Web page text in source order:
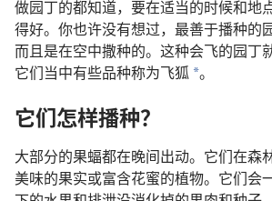
做园丁的都知道， 要在适当的时候和地
得好。 你也许没有想过， 最善于播种的
而且是在空中撒种的。 这种会飞的园丁
它们当中有些品种称为飞狐 *。
它们怎样播种？
大部分的果蝠都在晚间出动。 它们在森
美味的果实或富含花蜜的植物。 它们会